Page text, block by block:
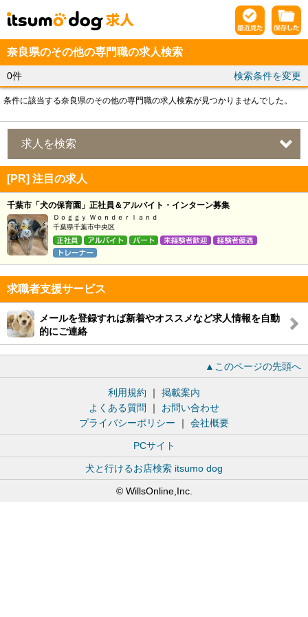
奈良県のその他の専門職の求人検索
0件 検索条件を変更
条件に該当する奈良県のその他の専門職の求人検索が見つかりませんでした。
求人を検索
[PR] 注目の求人
千葉市「犬の保育園」正社員＆アルバイト・インターン募集
Ｄｏｇｇｙ Ｗｏｎｄｅｒｌａｎｄ
千葉県千葉市中央区
求職者支援サービス
メールを登録すれば新着やオススメなど求人情報を自動
的にご連絡
▲このページの先頭へ
利用規約 ｜ 掲載案内
よくある質問
｜ お問い合わせ
プライバシーポリシー ｜ 会社概要
PCサイト
犬と行けるお店検索 itsumo dog
© WillsOnline,Inc.